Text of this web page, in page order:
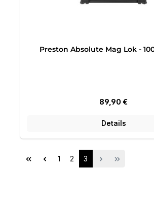
Preston Absolute Mag Lok -
Regulärer Preis:
89,90 €
Details
Seite
1 Seite
2 Seite
3